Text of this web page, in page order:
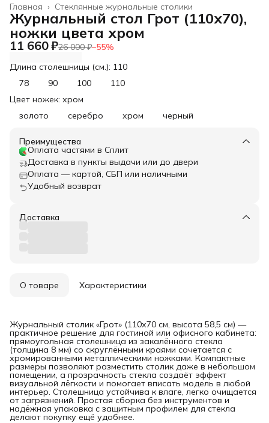
Стеклянные журнальные столики
Главная ›
Журнальный стол Грот (110х70),
ножки цвета хром
11 660 ₽26 000 ₽−55%
Длина столешницы (см.): 110
78
90 100
110
Цвет ножек: хром
золото
серебро хром черный
Преимущества
Оплата частями в Сплит
Доставка в пункты выдачи или до двери
Оплата — картой, СБП или наличными
Удобный возврат
Доставка
О товаре Характеристики
Журнальный столик «Грот» (110х70 см, высота 58,5 см) —
практичное решение для гостиной или офисного кабинета:
прямоугольная столешница из закалённого стекла
(толщина 8 мм) со скруглёнными краями сочетается с
хромированными металлическими ножками. Компактные
размеры позволяют разместить столик даже в небольшом
помещении, а прозрачность стекла создаёт эффект
визуальной лёгкости и помогает вписать модель в любой
интерьер. Столешница устойчива к влаге, легко очищается
от загрязнений. Простая сборка без инструментов и
надёжная упаковка с защитным профилем для стекла
делают покупку ещё удобнее.